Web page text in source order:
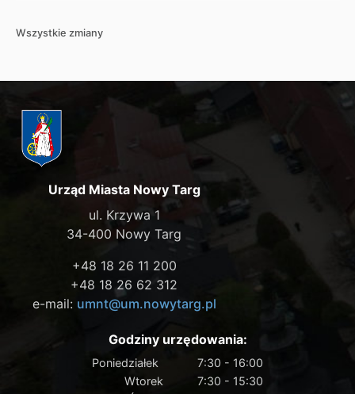
Wszystkie zmiany
Urząd Miasta Nowy Targ
ul. Krzywa 1
34-400 Nowy Targ
+48 18 26 11 200
+48 18 26 62 312
e-mail: umnt@um.nowytarg.pl
Godziny urzędowania:
Poniedziałek
7:30 - 16:00
Wtorek
7:30 - 15:30